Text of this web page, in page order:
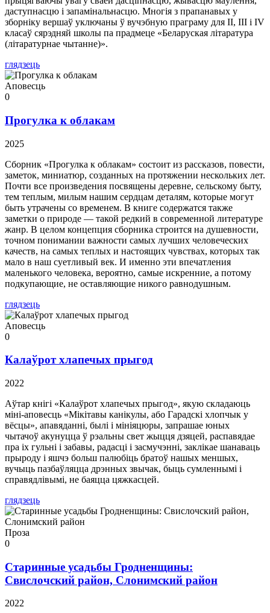
даступнасцю і запамінальнасцю. Многія з прапанавых у
зборніку вершаў уключаны ў вучэбную праграму для II, III і IV
класаў сярэдняй школы па прадмеце «Беларуская літаратура
(літаратурнае чытанне)».
глядзець
Аповесць
0
Прогулка к облакам
2025
Сборник «Прогулка к облакам» состоит из рассказов, повести,
заметок, миниатюр, созданных на протяжении нескольких лет.
Почти все произведения посвящены деревне, сельскому быту,
тем теплым, милым нашим сердцам деталям, которые могут
быть утрачены со временем. В книге содержатся также
заметки о природе — такой редкий в современной литературе
жанр. В целом концепция сборника строится на душевности,
точном понимании важности самых лучших человеческих
качеств, на самых теплых и настоящих чувствах, которых так
мало в наш суетливый век. И именно эти впечатления
маленького человека, вероятно, самые искренние, а потому
подкупающие, не оставляющие никого равнодушным.
глядзець
Аповесць
0
Калаўрот хлапечых прыгод
2022
Аўтар кнігі «Калаўрот хлапечых прыгод», якую складаюць
міні-аповесць «Мікітавы канікулы, або Гарадскі хлопчык у
вёсцы», апавяданні, былі і мініяцюры, запрашае юных
чытачоў акунуцца ў рэальны свет жыцця дзяцей, распавядае
пра іх гульні і забавы, радасці і засмучэнні, заклікае шанаваць
прыроду і яшчэ больш палюбіць братоў нашых меншых,
вучыць пазбаўляцца дрэнных звычак, быць сумленнымі і
справядлівымі, не баяцца цяжкасцей.
глядзець
Проза
0
Старинные усадьбы Гродненщины:
Свислочский район, Слонимский район
2022